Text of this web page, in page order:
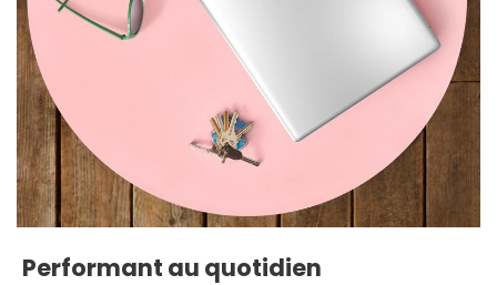
Performant au quotidien